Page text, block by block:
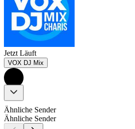
Jetzt Läuft
VOX DJ Mix
Ähnliche Sender
Ähnliche Sender